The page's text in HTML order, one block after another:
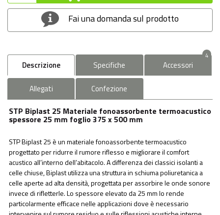
Fai una domanda sul prodotto
Descrizione Specifiche Accessori
4
Allegati Confezione
STP Biplast 25 Materiale fonoassorbente termoacustico
spessore 25 mm foglio 375 x 500 mm
STP Biplast 25 è un materiale fonoassorbente termoacustico
progettato per ridurre il rumore riflesso e migliorare il comfort
acustico all’interno dell’abitacolo. A differenza dei classici isolanti a
celle chiuse, Biplast utilizza una struttura in schiuma poliuretanica a
celle aperte ad alta densità, progettata per assorbire le onde sonore
invece di rifletterle. Lo spessore elevato da 25 mm lo rende
particolarmente efficace nelle applicazioni dove è necessario